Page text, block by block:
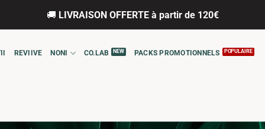
🚚 LIVRAISON OFFERTE à partir de 120€
REVIIVE NONI CO.LAB PACKS PROMOTIONNELS